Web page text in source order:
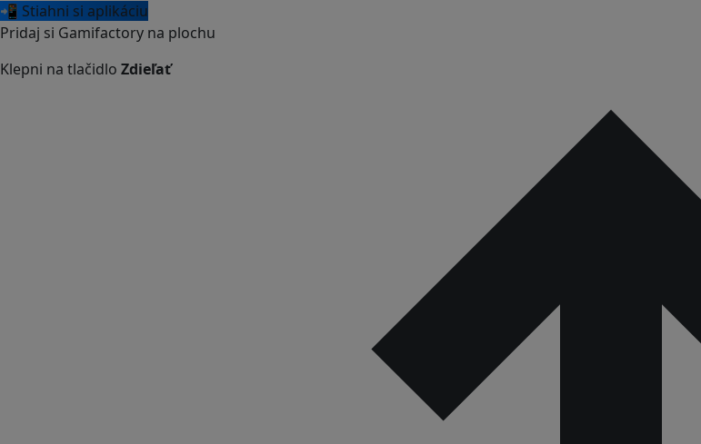
📲 Stiahni si aplikáciu
Pridaj si Gamifactory na plochu
Klepni na tlačidlo Zdieľať